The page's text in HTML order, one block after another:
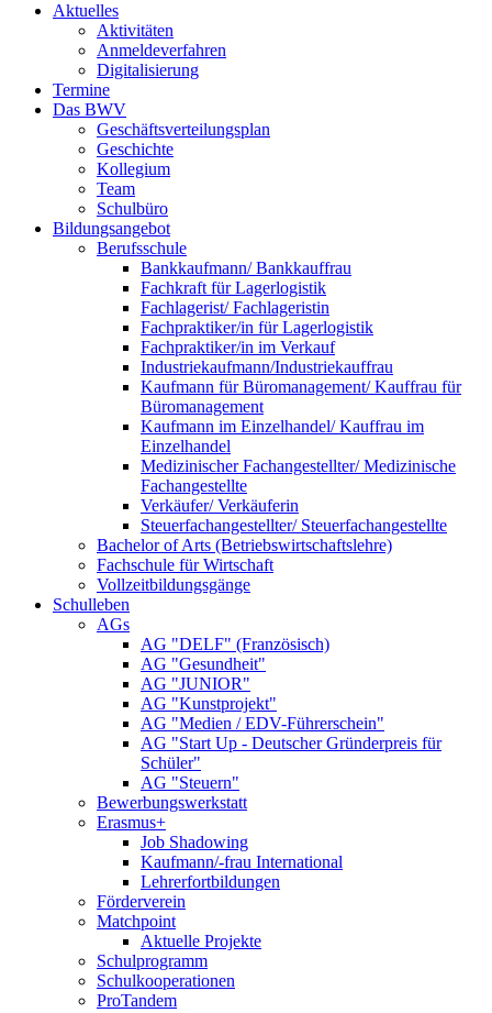
Aktuelles
Aktivitäten
Anmeldeverfahren
Digitalisierung
Termine
Das BWV
Geschäftsverteilungsplan
Geschichte
Kollegium
Team
Schulbüro
Bildungsangebot
Berufsschule
Bankkaufmann/ Bankkauffrau
Fachkraft für Lagerlogistik
Fachlagerist/ Fachlageristin
Fachpraktiker/in für Lagerlogistik
Fachpraktiker/in im Verkauf
Industriekaufmann/Industriekauffrau
Kaufmann für Büromanagement/ Kauffrau für
Büromanagement
Kaufmann im Einzelhandel/ Kauffrau im
Einzelhandel
Medizinischer Fachangestellter/ Medizinische
Fachangestellte
Verkäufer/ Verkäuferin
Steuerfachangestellter/ Steuerfachangestellte
Bachelor of Arts (Betriebswirtschaftslehre)
Fachschule für Wirtschaft
Vollzeitbildungsgänge
Schulleben
AGs
AG "DELF" (Französisch)
AG "Gesundheit"
AG "JUNIOR"
AG "Kunstprojekt"
AG "Medien / EDV-Führerschein"
AG "Start Up - Deutscher Gründerpreis für
Schüler"
AG "Steuern"
Bewerbungswerkstatt
Erasmus+
Job Shadowing
Kaufmann/-frau International
Lehrerfortbildungen
Förderverein
Matchpoint
Aktuelle Projekte
Schulprogramm
Schulkooperationen
ProTandem